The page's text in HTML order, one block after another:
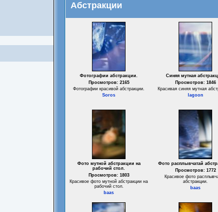
Абстракции
Фотографии абстракции.
Просмотров: 2165
Фотографии красивой абстракции.
Soros
Синяя мутная
Просмотров: 1846
Красивая синяя мутная
lagoon
Фото мутной абстракции на
рабочий стол.
Просмотров: 1803
Красивое фото мутной абстракции на
рабочий стол.
baas
Фото расплывчатай
Просмотров: 1772
Красивое фото
абстракции.
baas